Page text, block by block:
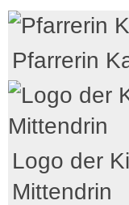
Pfarrerin
Logo der
Mittendrin